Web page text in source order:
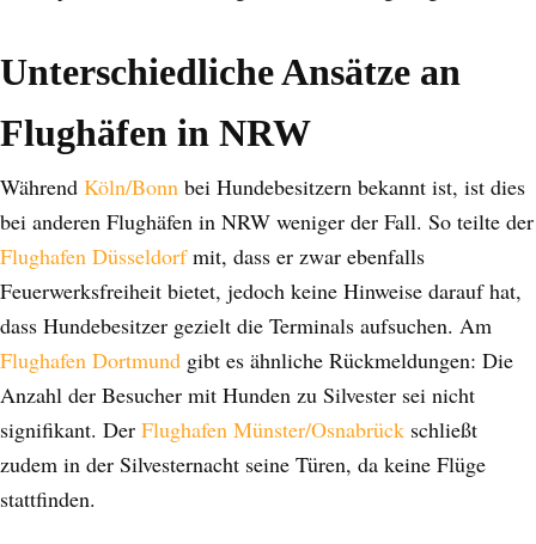
Unterschiedliche Ansätze an
Flughäfen in NRW
Während Köln/Bonn bei Hundebesitzern bekannt ist, ist dies
bei anderen Flughäfen in NRW weniger der Fall. So teilte der
Flughafen Düsseldorfmit, dass er zwar ebenfalls
Feuerwerksfreiheit bietet, jedoch keine Hinweise darauf hat,
dass Hundebesitzer gezielt die Terminals aufsuchen. Am
Flughafen Dortmund gibt es ähnliche Rückmeldungen: Die
Anzahl der Besucher mit Hunden zu Silvester sei nicht
signifikant. Der Flughafen Münster/Osnabrück schließt
zudem in der Silvesternacht seine Türen, da keine Flüge
stattfinden.